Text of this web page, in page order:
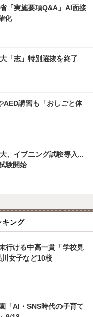
「実施要項Q&A」AI面接
化
「志」特別選抜を終了
AED講習も「おしごと体
、イブニング試験導入...
験開始
キング
行ける中高一貫「学校見
女子など10校
「AI・SNS時代の子育て